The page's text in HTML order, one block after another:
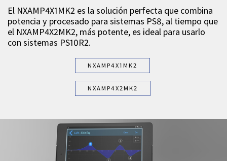
El NXAMP4X1MK2 es la solución perfecta que combina
potencia y procesado para sistemas PS8, al tiempo que
el NXAMP4X2MK2, más potente, es ideal para usarlo
con sistemas PS10R2.
NXAMP4X1MK2
NXAMP4X2MK2